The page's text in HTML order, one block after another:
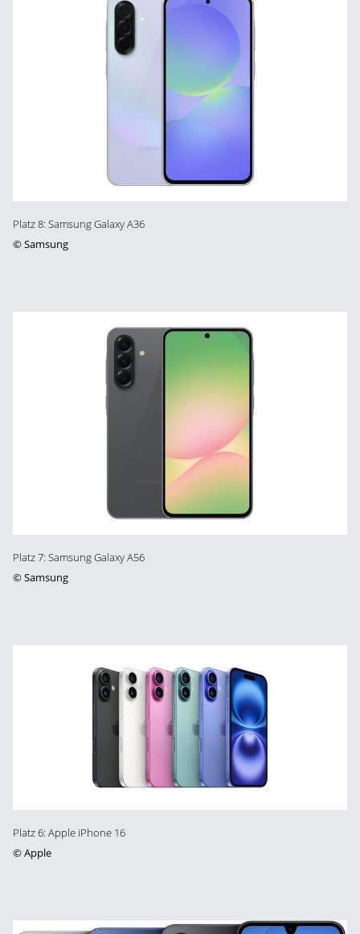
Platz 8: Samsung Galaxy A36
©Samsung
Platz 7: Samsung Galaxy A56
©Samsung
Platz 6: Apple iPhone 16
©Apple